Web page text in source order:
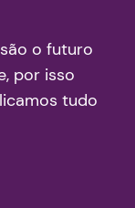
o futuro
por isso
tudo